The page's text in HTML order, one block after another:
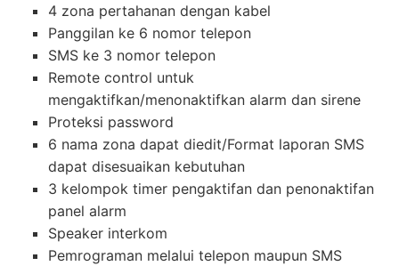
4 zona pertahanan dengan kabel
Panggilan ke 6 nomor telepon
SMS ke 3 nomor telepon
Remote control untuk
mengaktifkan/menonaktifkan alarm dan sirene
Proteksi password
6 nama zona dapat diedit/Format laporan SMS
dapat disesuaikan kebutuhan
3 kelompok timer pengaktifan dan penonaktifan
panel alarm
Speaker interkom
Pemrograman melalui telepon maupun SMS